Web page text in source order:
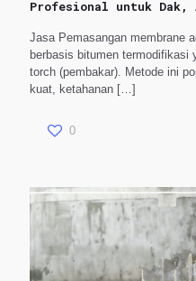
Profesional untuk Dak,
Jasa Pemasangan membrane
berbasis bitumen termodifikasi
torch (pembakar). Metode ini
kuat, ketahanan […]
0